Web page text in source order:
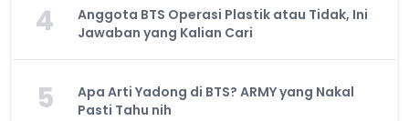
4
Anggota BTS Operasi Plastik atau Tidak, Ini
Jawaban yang Kalian Cari
5
Apa Arti Yadong di BTS? ARMY yang Nakal
Pasti Tahu nih